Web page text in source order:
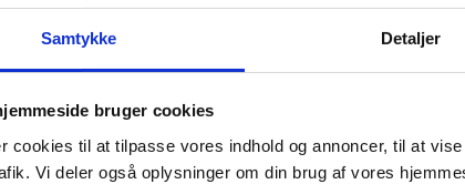
Samtykke Detaljer
bruger cookies
cookies til at tilpasse vores indhold og annoncer, til at
Vi deler også oplysninger om din brug af vores